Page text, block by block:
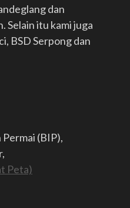
dan
Selain itu kami juga
BSD Serpong dan
(BIP),
Peta)